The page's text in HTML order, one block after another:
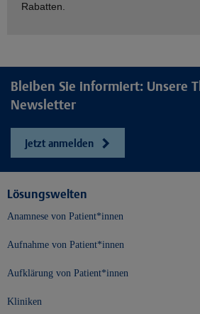
Rabatten.
Bleiben Sie informiert: Unsere
Newsletter
Jetzt anmelden
Lösungswelten
Anamnese von Patient*innen
Aufnahme von Patient*innen
Aufklärung von Patient*innen
Kliniken